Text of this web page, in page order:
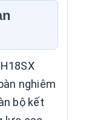
nghiêm
bộ kết